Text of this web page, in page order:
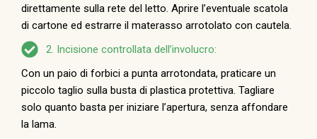
direttamente sulla rete del letto. Aprire l’eventuale scatola
di cartone ed estrarre il materasso arrotolato con cautela.
2. Incisione controllata dell’involucro:
Con un paio di forbici a punta arrotondata, praticare un
piccolo taglio sulla busta di plastica protettiva. Tagliare
solo quanto basta per iniziare l’apertura, senza affondare
la lama.